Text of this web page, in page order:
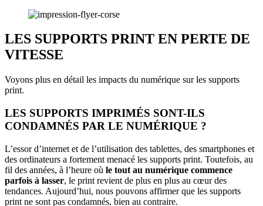
LES SUPPORTS PRINT EN PERTE DE
VITESSE
Voyons plus en détail les impacts du numérique sur les supports
print.
LES SUPPORTS IMPRIMÉS SONT-ILS
CONDAMNÉS PAR LE NUMÉRIQUE ?
L’essor d’internet et de l’utilisation des tablettes, des smartphones et
des ordinateurs a fortement menacé les supports print. Toutefois, au
fil des années, à l’heure où le tout au numérique commence
parfois à lasser, le print revient de plus en plus au cœur des
tendances. Aujourd’hui, nous pouvons affirmer que les supports
print ne sont pas condamnés, bien au contraire.